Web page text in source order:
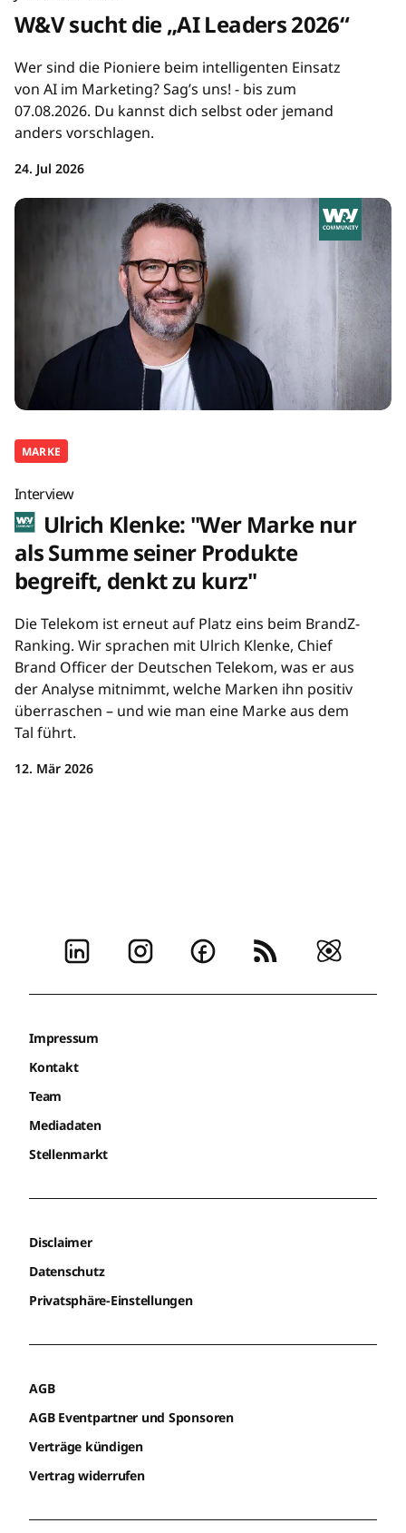
W&V sucht die „AI Leaders 2026“
Wer sind die Pioniere beim intelligenten Einsatz
von AI im Marketing? Sag’s uns! - bis zum
07.08.2026. Du kannst dich selbst oder jemand
anders vorschlagen.
24. Jul 2026
MARKE
Interview
Ulrich Klenke: "Wer Marke nur
als Summe seiner Produkte
begreift, denkt zu kurz"
Die Telekom ist erneut auf Platz eins beim BrandZ-
Ranking. Wir sprachen mit Ulrich Klenke, Chief
Brand Officer der Deutschen Telekom, was er aus
der Analyse mitnimmt, welche Marken ihn positiv
überraschen – und wie man eine Marke aus dem
Tal führt.
12. Mär 2026
Impressum
Kontakt
Team
Mediadaten
Stellenmarkt
Disclaimer
Datenschutz
Privatsphäre-Einstellungen
AGB
AGB Eventpartner und Sponsoren
Verträge kündigen
Vertrag widerrufen